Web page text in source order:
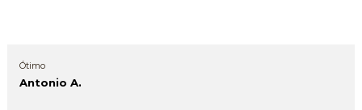
Ótimo
Antonio A.